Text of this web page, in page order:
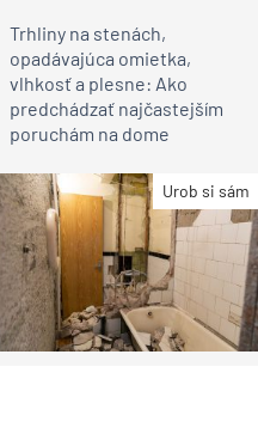
Trhliny na stenách,
opadávajúca omietka,
vlhkosť a plesne: Ako
predchádzať najčastejším
poruchám na dome
Urob si sám